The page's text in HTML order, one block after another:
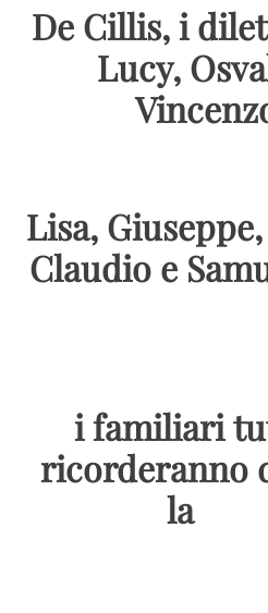
De Cillis, i
Lucy,
Lisa,
Claudio e
i familiari
ricorderanno
la